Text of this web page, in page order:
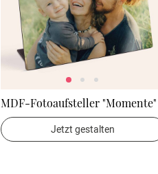
MDF-Fotoaufsteller "Momente"
Jetzt gestalten